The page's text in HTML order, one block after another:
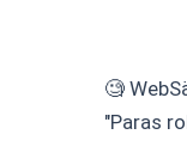
🧐
"Paras